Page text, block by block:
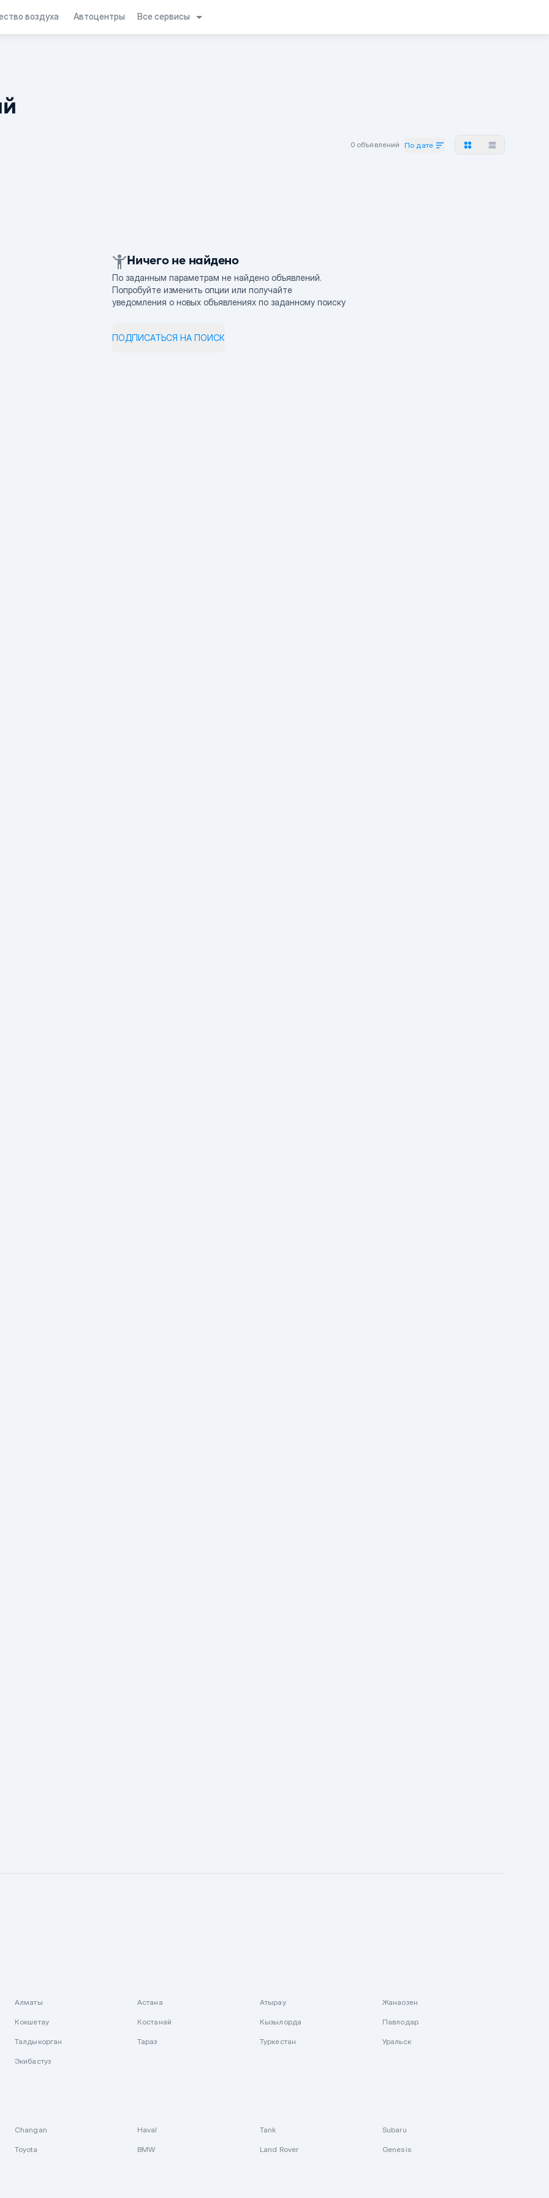
воздуха Автоцентры Все сервисы
0 объявлений По дате
Ничего не найдено
По заданным параметрам не найдено объявлений.
Попробуйте изменить опции или получайте
уведомления о новых объявлениях по заданному поиску
ПОДПИСАТЬСЯ НА ПОИСК
Алматы Астана Атырау Жанаозен
Кокшетау Костанай Кызылорда Павлодар
Талдыкорган Тараз Туркестан Уральск
Экибастуз
Changan Haval Tank Subaru
Toyota BMW Land Rover Genesis